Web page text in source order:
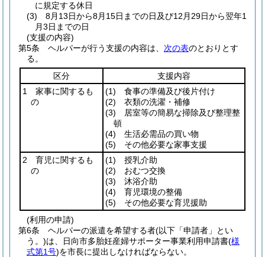
に規定する休日
(3)
8月13日から8月15日までの日及び12月29日から翌年1
月3日までの日
(支援の内容)
第5条
ヘルパーが行う支援の内容は、 次の表のとおりとす
る。
区分
支援内容
1 家事に関するも
の
(1) 食事の準備及び後片付け
(2) 衣類の洗濯・補修
(3) 居室等の簡易な掃除及び整理整
頓
(4) 生活必需品の買い物
(5) その他必要な家事支援
2 育児に関するも
の
(1) 授乳介助
(2) おむつ交換
(3) 沐浴介助
(4) 育児環境の整備
(5) その他必要な育児援助
(利用の申請)
第6条
ヘルパーの派遣を希望する者(以下「申請者」とい
う。)は、日向市多胎妊産婦サポーター事業利用申請書(様
式第1号)を市長に提出しなければならない。